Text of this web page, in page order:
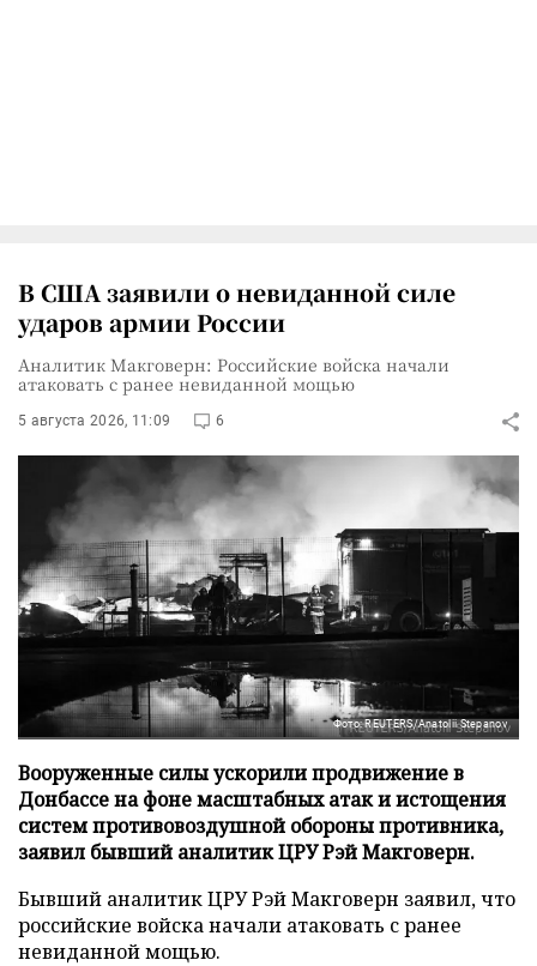
В США заявили о невиданной силе
ударов армии России
Аналитик Макговерн: Российские войска начали
атаковать с ранее невиданной мощью
5 августа 2026, 11:09 6
Фото: REUTERS/Anatolii Stepanov
Вооруженные силы ускорили продвижение в
Донбассе на фоне масштабных атак и истощения
систем противовоздушной обороны противника,
заявил бывший аналитик ЦРУ Рэй Макговерн.
Бывший аналитик ЦРУ Рэй Макговерн заявил, что
российские войска начали атаковать с ранее
невиданной мощью.